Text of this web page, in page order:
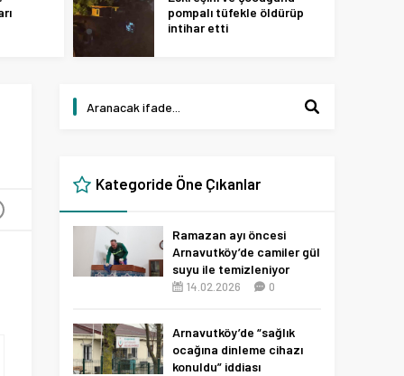
pompalı tüfekle öldürüp
intihar etti
Kategoride Öne Çıkanlar
Ramazan ayı öncesi
Arnavutköy’de camiler gül
suyu ile temizleniyor
14.02.2026 0
Arnavutköy’de “sağlık
ocağına dinleme cihazı
konuldu” iddiası